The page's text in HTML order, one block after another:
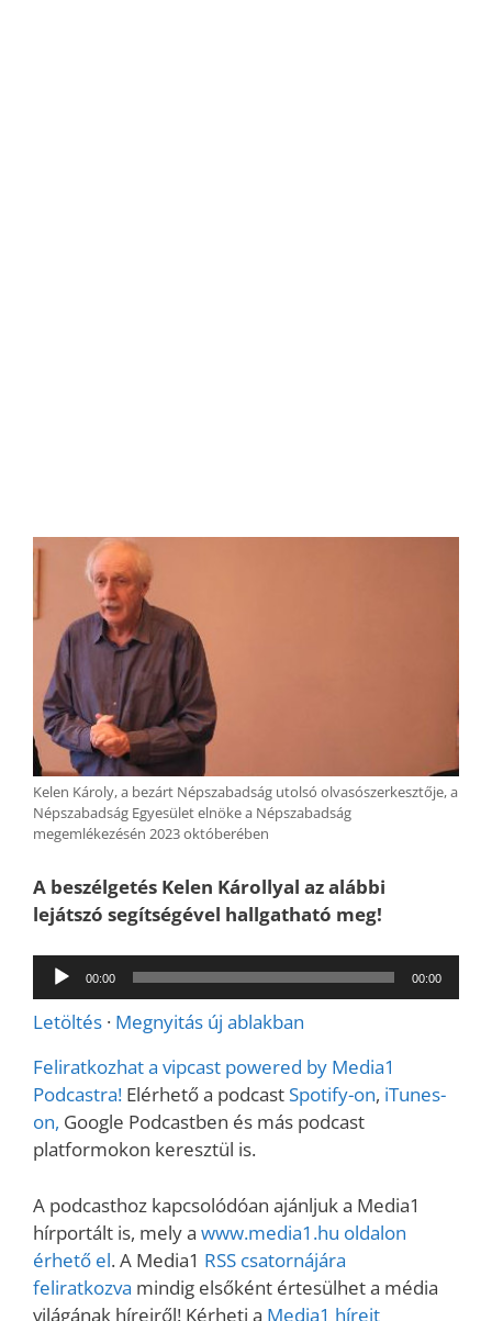
Kelen Károly, a bezárt Népszabadság utolsó olvasószerkesztője, a
Népszabadság Egyesület elnöke a Népszabadság
megemlékezésén 2023 októberében
A beszélgetés Kelen Károllyal az alábbi
lejátszó segítségével hallgatható meg!
Audió
lejátszó
00:00 00:00
Letöltés · Megnyitás új ablakban
Feliratkozhat a vipcast powered by Media1
Podcastra! Elérhető a podcastSpotify-on, iTunes-
on, Google Podcastben és más podcast
platformokon keresztül is.
A podcasthoz kapcsolódóan ajánljuk a Media1
hírportált is, mely a www.media1.hu oldalon
érhető el. A Media1 RSS csatornájára
feliratkozva mindig elsőként értesülhet a média
világának híreiről! Kérheti a Media1 híreit